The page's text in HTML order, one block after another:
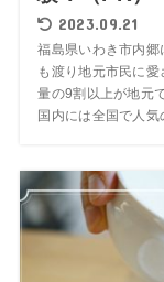
2023.09.21
福島県いわき市内
も渡り地元市民に
量の9割以上が地元
国内には全国で人気